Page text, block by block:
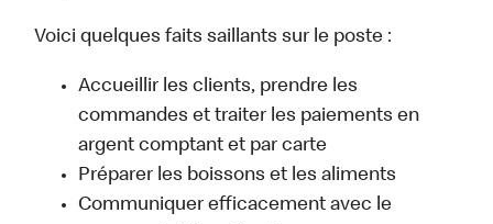
Voici quelques faits saillants sur le poste :
Accueillir les clients, prendre les
commandes et traiter les paiements en
argent comptant et par carte
Préparer les boissons et les aliments
Communiquer efficacement avec le